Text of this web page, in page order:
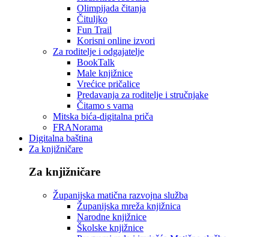
Olimpijada čitanja
Čituljko
Fun Trail
Korisni online izvori
Za roditelje i odgajatelje
BookTalk
Male knjižnice
Vrećice pričalice
Predavanja za roditelje i stručnjake
Čitamo s vama
Mitska bića-digitalna priča
FRANorama
Digitalna baština
Za knjižničare
Za knjižničare
Županijska matična razvojna služba
Županijska mreža knjižnica
Narodne knjižnice
Školske knjižnice